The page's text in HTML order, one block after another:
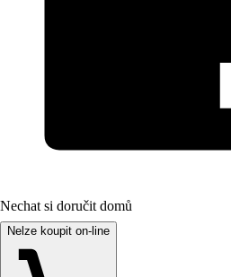
Nechat si doručit domů
Nelze koupit on-line